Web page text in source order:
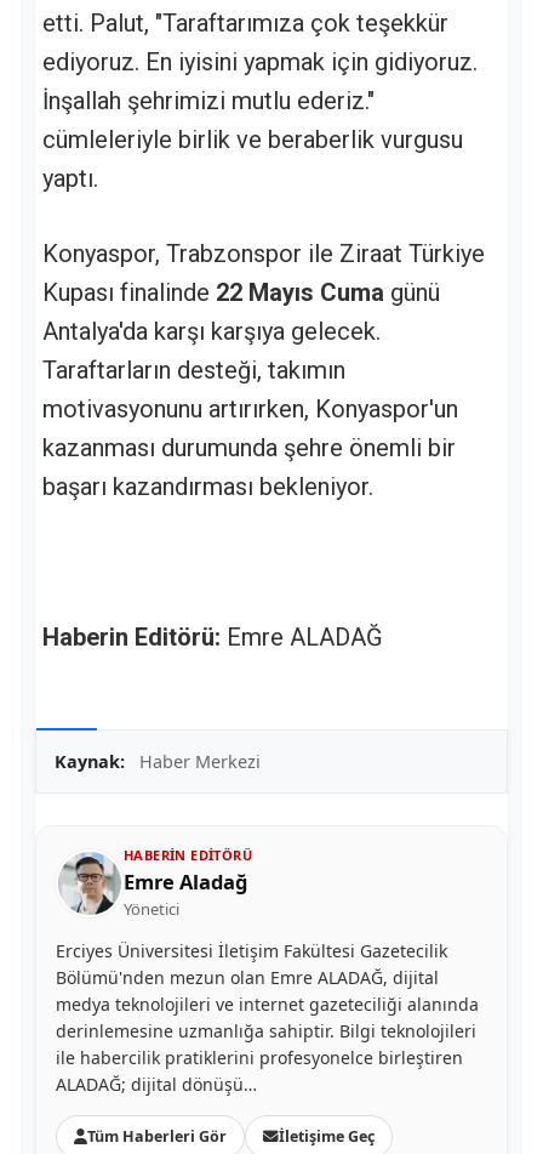
etti. Palut, "Taraftarımıza çok teşekkür
ediyoruz. En iyisini yapmak için gidiyoruz.
İnşallah şehrimizi mutlu ederiz."
cümleleriyle birlik ve beraberlik vurgusu
yaptı.
Konyaspor, Trabzonspor ile Ziraat Türkiye
Kupası finalinde 22 Mayıs Cuma günü
Antalya'da karşı karşıya gelecek.
Taraftarların desteği, takımın
motivasyonunu artırırken, Konyaspor'un
kazanması durumunda şehre önemli bir
başarı kazandırması bekleniyor.
Haberin Editörü: Emre ALADAĞ
Kaynak: Haber Merkezi
HABERIN EDITÖRÜ
Emre Aladağ
Yönetici
Erciyes Üniversitesi İletişim Fakültesi Gazetecilik
Bölümü'nden mezun olan Emre ALADAĞ, dijital
medya teknolojileri ve internet gazeteciliği alanında
derinlemesine uzmanlığa sahiptir. Bilgi teknolojileri
ile habercilik pratiklerini profesyonelce birleştiren
ALADAĞ; dijital dönüşü…
Tüm Haberleri Gör İletişime Geç